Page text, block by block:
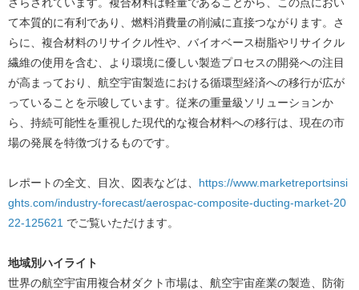
て本質的に有利であり、燃料消費量の削減に直接つながります。さ
らに、複合材料のリサイクル性や、バイオベース樹脂やリサイクル
繊維の使用を含む、より環境に優しい製造プロセスの開発への注目
が高まっており、航空宇宙製造における循環型経済への移行が広が
っていることを示唆しています。従来の重量級ソリューションか
ら、持続可能性を重視した現代的な複合材料への移行は、現在の市
場の発展を特徴づけるものです。
レポートの全文、目次、図表などは、 https://www.marketreportsinsi
ghts.com/industry-forecast/aerospac-composite-ducting-market-20
22-125621 でご覧いただけます。
地域別ハイライト
世界の航空宇宙用複合材ダクト市場は、航空宇宙産業の製造、防衛